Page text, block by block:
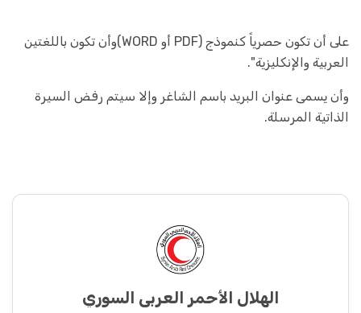
على أن تكون حصرياً كنموذج (PDF أو WORD)وأن تكون باللغتين
العربية والإنكليزية".
وأن يسمى عنوان البريد باسم الشاغر وإلا سيتم رفض السيرة
الذاتية المرسلة.
الهلال الأحمر العربي السوري